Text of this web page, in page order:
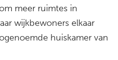
meer ruimtes in
wijkbewoners elkaar
huiskamer van